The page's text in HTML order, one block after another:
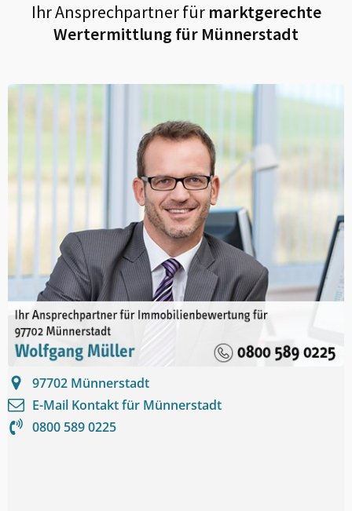
Ihr Ansprechpartner fürmarktgerechte
Wertermittlung für Münnerstadt
97702 Münnerstadt
E-Mail Kontakt für Münnerstadt
0800 589 0225